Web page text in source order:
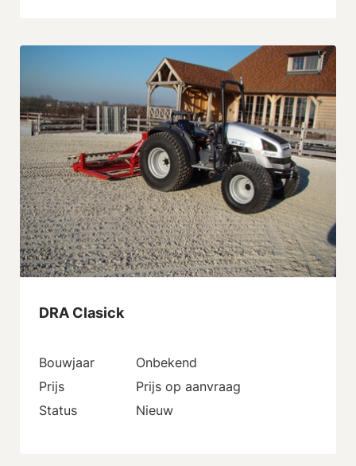
DRA Clasick
Bouwjaar
Onbekend
Prijs
Prijs op aanvraag
Status
Nieuw